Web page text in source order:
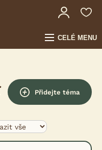
CELÉ MENU
Přidejte téma